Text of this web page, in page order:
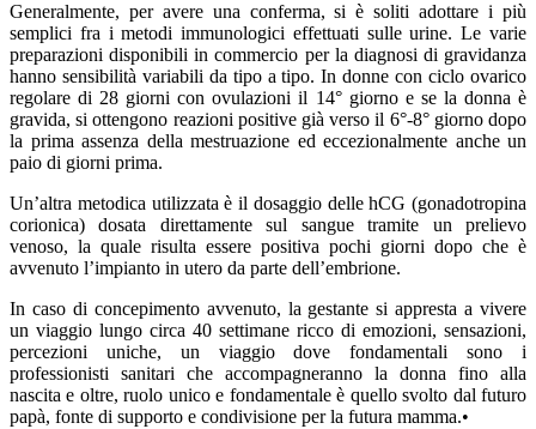
Generalmente, per avere una conferma, si è soliti adottare i più
semplici fra i metodi immunologici effettuati sulle urine. Le varie
preparazioni disponibili in commercio per la diagnosi di gravidanza
hanno sensibilità variabili da tipo a tipo. In donne con ciclo ovarico
regolare di 28 giorni con ovulazioni il 14° giorno e se la donna è
gravida, si ottengono reazioni positive già verso il 6°-8° giorno dopo
la prima assenza della mestruazione ed eccezionalmente anche un
paio di giorni prima.
Un’altra metodica utilizzata è il dosaggio delle hCG (gonadotropina
corionica) dosata direttamente sul sangue tramite un prelievo
venoso, la quale risulta essere positiva pochi giorni dopo che è
avvenuto l’impianto in utero da parte dell’embrione.
In caso di concepimento avvenuto, la gestante si appresta a vivere
un viaggio lungo circa 40 settimane ricco di emozioni, sensazioni,
percezioni uniche, un viaggio dove fondamentali sono i
professionisti sanitari che accompagneranno la donna fino alla
nascita e oltre, ruolo unico e fondamentale è quello svolto dal futuro
papà, fonte di supporto e condivisione per la futura mamma.•